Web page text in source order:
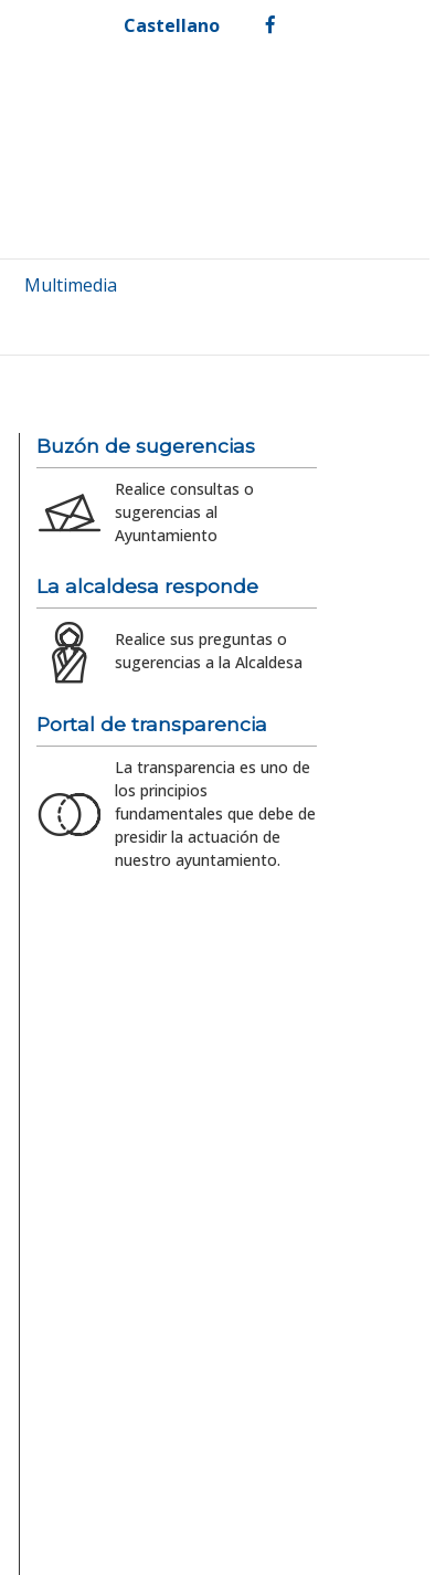
Castellano facebook
Multimedia
Buzón de sugerencias
Realice consultas o
sugerencias al
Ayuntamiento
La alcaldesa responde
Realice sus preguntas o
sugerencias a la Alcaldesa
Portal de transparencia
La transparencia es uno de
los principios
fundamentales que debe de
presidir la actuación de
nuestro ayuntamiento.